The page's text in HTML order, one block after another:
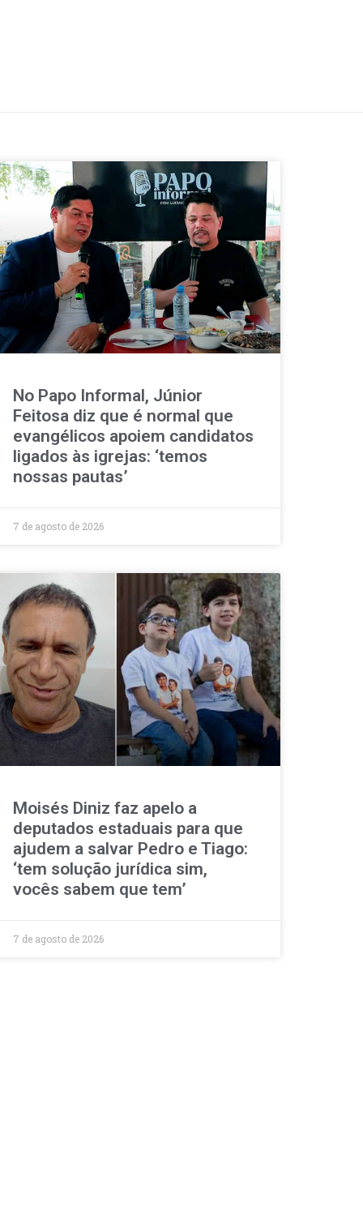
No Papo Informal, Júnior
Feitosa diz que é normal que
evangélicos apoiem candidatos
ligados às igrejas: ‘temos
nossas pautas’
7 de agosto de 2026
Moisés Diniz faz apelo a
deputados estaduais para que
ajudem a salvar Pedro e Tiago:
‘tem solução jurídica sim,
vocês sabem que tem’
7 de agosto de 2026